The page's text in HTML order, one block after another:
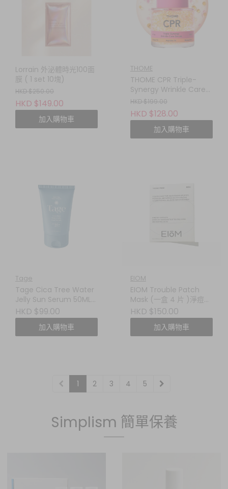
Lorrain 外泌體時光100面
膜 ( 1 set 10塊)
HKD $250.00
HKD $149.00
加入購物車
THOME
THOME CPR Triple-
Synergy Wrinkle Care
Serum 30ML 三效協同抗
皺精華
HKD $199.00
HKD $128.00
加入購物車
Tage
Tage Cica Tree Water
Jelly Sun Serum 50ML
積雪草樹水分凝凍防曬精
華
HKD $99.00
加入購物車
EIOM
EIOM Trouble Patch
Mask (一盒 4 片 )淨痘修
護貼片面膜
HKD $150.00
加入購物車
1 2 3 4 5
Simplism 簡單保養